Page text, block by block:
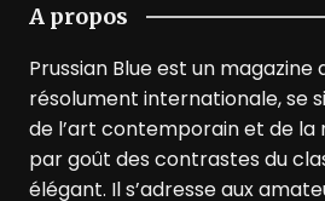
A propos
Prussian Blue est un magazine
résolument internationale, se
de l’art contemporain et de la
par goût des contrastes du
élégant. Il s’adresse aux